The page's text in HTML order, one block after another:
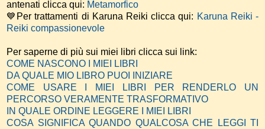
antenati clicca qui: Metamorfico
💙Per trattamenti di Karuna Reiki clicca qui: Karuna Reiki -
Reiki compassionevole
Per saperne di più sui miei libri clicca sui link:
COME NASCONO I MIEI LIBRI
DA QUALE MIO LIBRO PUOI INIZIARE
COME USARE I MIEI LIBRI PER RENDERLO UN
PERCORSO VERAMENTE TRASFORMATIVO
IN QUALE ORDINE LEGGERE I MIEI LIBRI
COSA SIGNIFICA QUANDO QUALCOSA CHE LEGGI TI